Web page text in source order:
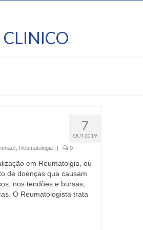
7
OUT 2019
Reumatologia | 0
em Reumatolgia, ou
de doenças qua causam
nos tendões e bursas,
O Reumatologista trata